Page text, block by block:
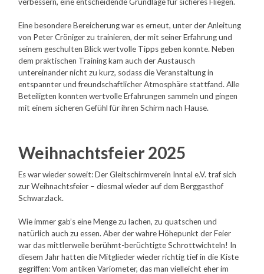
verbessern, eine entscheidende Grundlage für sicheres Fliegen.
Eine besondere Bereicherung war es erneut, unter der Anleitung
von Peter Cröniger zu trainieren, der mit seiner Erfahrung und
seinem geschulten Blick wertvolle Tipps geben konnte. Neben
dem praktischen Training kam auch der Austausch
untereinander nicht zu kurz, sodass die Veranstaltung in
entspannter und freundschaftlicher Atmosphäre stattfand. Alle
Beteiligten konnten wertvolle Erfahrungen sammeln und gingen
mit einem sicheren Gefühl für ihren Schirm nach Hause.
Weihnachtsfeier2025
Es war wieder soweit: Der Gleitschirmverein Inntal e.V. traf sich
zur Weihnachtsfeier – diesmal wieder auf dem Berggasthof
Schwarzlack.
Wie immer gab’s eine Menge zu lachen, zu quatschen und
natürlich auch zu essen. Aber der wahre Höhepunkt der Feier
war das mittlerweile berühmt-berüchtigte Schrottwichteln! In
diesem Jahr hatten die Mitglieder wieder richtig tief in die Kiste
gegriffen: Vom antiken Variometer, das man vielleicht eher im